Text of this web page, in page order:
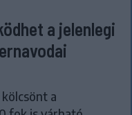
a jelenlegi
a